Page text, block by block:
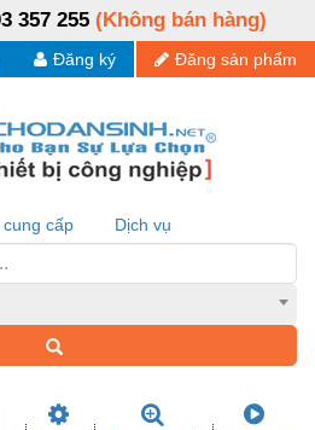
357 255 (Không bán hàng)
Đăng sản phẩm
Đăng ký
cung cấp Dịch vụ